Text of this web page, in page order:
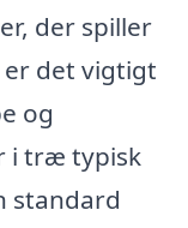
der spiller
det vigtigt
og
i træ typisk
standard